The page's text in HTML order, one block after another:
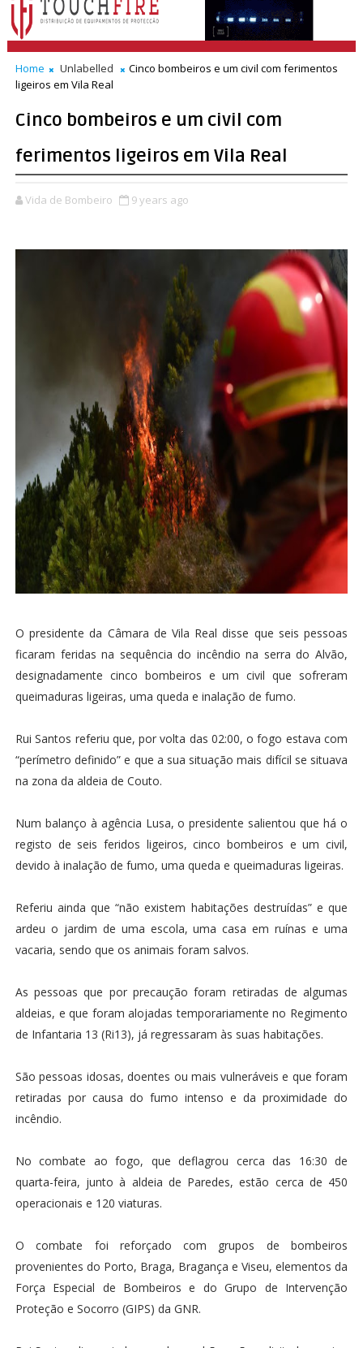
Home Unlabelled
Cinco bombeiros e um civil com ferimentos
ligeiros em Vila Real
Cinco bombeiros e um civil com
ferimentos ligeiros em Vila Real
Vida de Bombeiro 9 years ago
O presidente da Câmara de Vila Real disse que seis pessoas
ficaram feridas na sequência do incêndio na serra do Alvão,
designadamente cinco bombeiros e um civil que sofreram
queimaduras ligeiras, uma queda e inalação de fumo.
Rui Santos referiu que, por volta das 02:00, o fogo estava com
“perímetro definido” e que a sua situação mais difícil se situava
na zona da aldeia de Couto.
Num balanço à agência Lusa, o presidente salientou que há o
registo de seis feridos ligeiros, cinco bombeiros e um civil,
devido à inalação de fumo, uma queda e queimaduras ligeiras.
Referiu ainda que “não existem habitações destruídas” e que
ardeu o jardim de uma escola, uma casa em ruínas e uma
vacaria, sendo que os animais foram salvos.
As pessoas que por precaução foram retiradas de algumas
aldeias, e que foram alojadas temporariamente no Regimento
de Infantaria 13 (Ri13), já regressaram às suas habitações.
São pessoas idosas, doentes ou mais vulneráveis e que foram
retiradas por causa do fumo intenso e da proximidade do
incêndio.
No combate ao fogo, que deflagrou cerca das 16:30 de
quarta-feira, junto à aldeia de Paredes, estão cerca de 450
operacionais e 120 viaturas.
O combate foi reforçado com grupos de bombeiros
provenientes do Porto, Braga, Bragança e Viseu, elementos da
Força Especial de Bombeiros e do Grupo de Intervenção
Proteção e Socorro (GIPS) da GNR.